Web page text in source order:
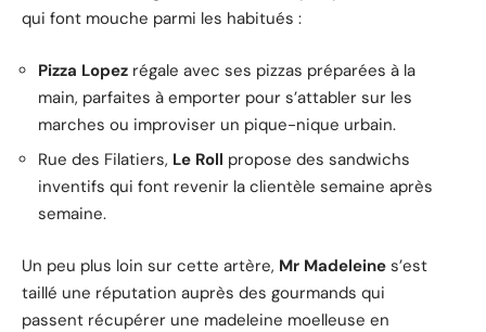
qui font mouche parmi les habitués :
Pizza Lopez régale avec ses pizzas préparées à la
main, parfaites à emporter pour s’attabler sur les
marches ou improviser un pique-nique urbain.
Rue des Filatiers, Le Roll propose des sandwichs
inventifs qui font revenir la clientèle semaine après
semaine.
Un peu plus loin sur cette artère, Mr Madeleine s’est
taillé une réputation auprès des gourmands qui
passent récupérer une madeleine moelleuse en